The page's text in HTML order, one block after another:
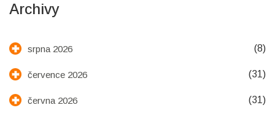
Archivy
srpna 2026 (8)
července 2026 (31)
června 2026 (31)